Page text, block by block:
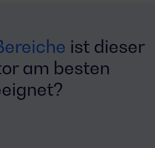
ist dieser
am besten